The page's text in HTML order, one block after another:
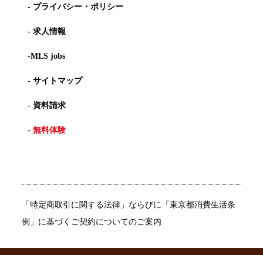
- プライバシー・ポリシー
- 求人情報
-MLS jobs
- サイトマップ
- 資料請求
- 無料体験
「特定商取引に関する法律」ならびに「東京都消費生活条
例」に基づくご契約についてのご案内